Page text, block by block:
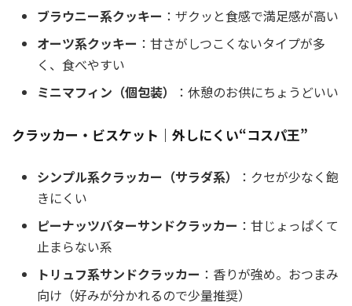
ブラウニー系クッキー ：ザクッと食感で満足感が高い
オーツ系クッキー ：甘さがしつこくないタイプが多
く、食べやすい
ミニマフィン（個包装）
：休憩のお供にちょうどいい
クラッカー・ビスケット｜外しにくい“コスパ王”
シンプル系クラッカー（サラダ系）
：クセが少なく飽
きにくい
ピーナッツバターサンドクラッカー ：甘じょっぱくて
止まらない系
トリュフ系サンドクラッカー ：香りが強め。おつまみ
向け（好みが分かれるので少量推奨）